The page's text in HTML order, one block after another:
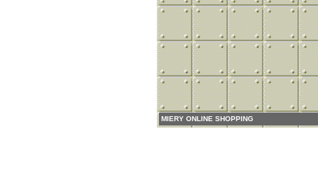
MIERY ONLINE SHOPPING